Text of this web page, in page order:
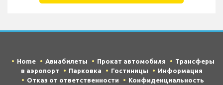
Home Авиабилеты Прокат автомобиля
Трансферы
в аэропорт
Парковка Гостиницы
Информация
Отказ от ответственности
Конфиденциальность